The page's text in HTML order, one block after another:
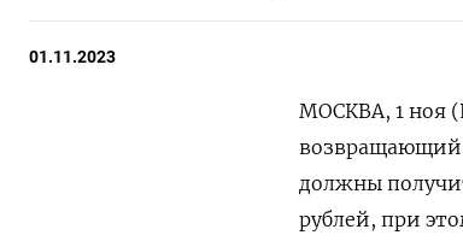
01.11.2023
МОСКВА, 1 ноя
возвращающий
должны
рублей, при